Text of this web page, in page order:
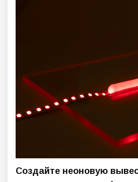
Создайте неоновую